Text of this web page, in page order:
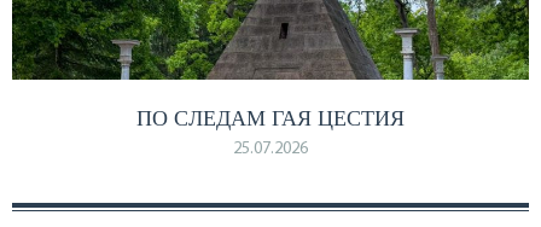
ПО СЛЕДАМ ГАЯ ЦЕСТИЯ
25.07.2026